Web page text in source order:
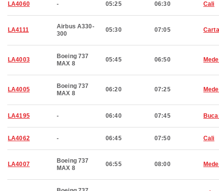
LA4060 - 05:25 06:30 Cali
LA4111
Airbus A330-
300
05:30 07:05
LA4003
Boeing 737
MAX 8
05:45 06:50
LA4005
Boeing 737
MAX 8
06:20 07:25
LA4195 - 06:40 07:45
LA4062 - 06:45 07:50 Cali
LA4007
Boeing 737
MAX 8
06:55 08:00